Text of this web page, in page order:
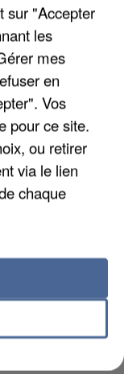
DÉROBÉES À
sur "Accepter
les
mes
en
Vos
pour ce site.
ou retirer
via le lien
chaque